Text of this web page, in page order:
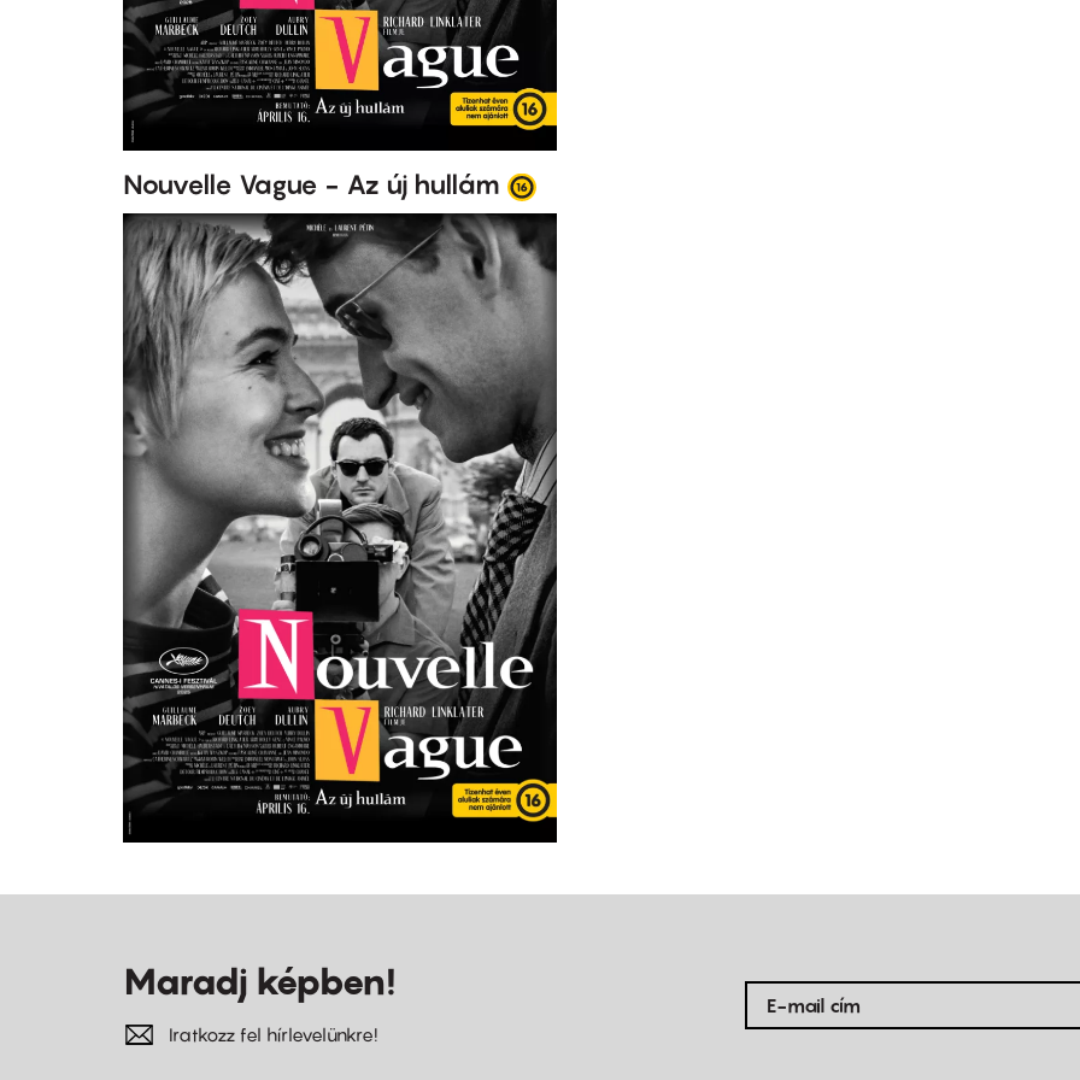
Nouvelle Vague - Az új hullám
Maradj képben!
Iratkozz fel hírlevelünkre!